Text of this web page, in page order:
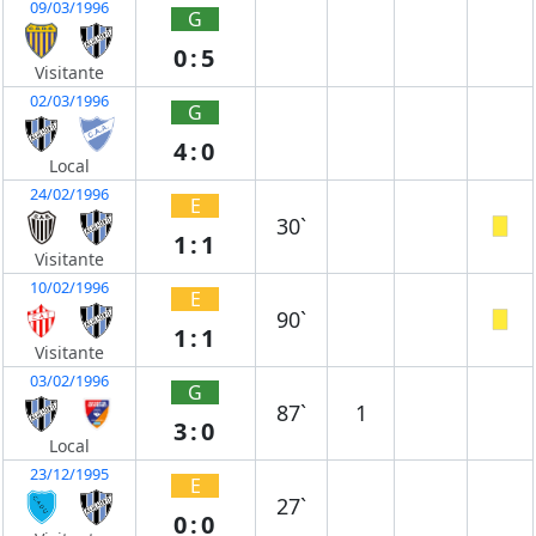
09/03/1996
Visitante
G
0:5
02/03/1996
Local
G
4:0
24/02/1996
Visitante
E
1:1
30`
10/02/1996
Visitante
E
1:1
90`
03/02/1996
Local
G
3:0
87` 1
23/12/1995 E
0:0
27`